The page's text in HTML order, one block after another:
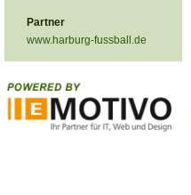
Partner
www.harburg-fussball.de